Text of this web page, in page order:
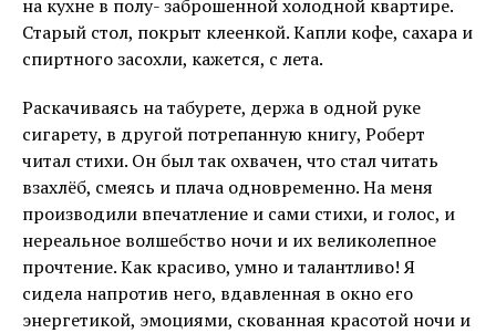
на кухне в полу- заброшенной холодной квартире.
Старый стол, покрыт клеенкой. Капли кофе, сахара и
спиртного засохли, кажется, с лета.
Раскачиваясь на табурете, держа в одной руке
сигарету, в другой потрепанную книгу, Роберт
читал стихи. Он был так охвачен, что стал читать
взахлёб, смеясь и плача одновременно. На меня
производили впечатление и сами стихи, и голос, и
нереальное волшебство ночи и их великолепное
прочтение. Как красиво, умно и талантливо! Я
сидела напротив него, вдавленная в окно его
энергетикой, эмоциями, скованная красотой ночи и